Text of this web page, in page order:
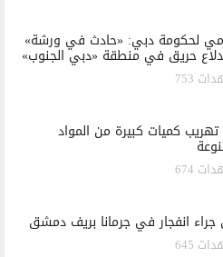
لحكومة دبي: «حادث في ورشة»
حريق في منطقة «دبي الجنوب»
753
تهريب كميات كبيرة من المواد
674
انفجار في جرمانا بريف دمشق
645